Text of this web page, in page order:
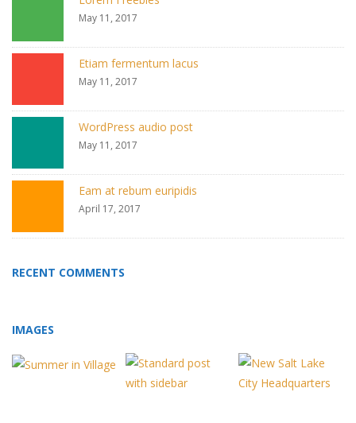
May 11, 2017
Etiam fermentum lacus
May 11, 2017
WordPress audio post
May 11, 2017
Eam at rebum euripidis
April 17, 2017
RECENT COMMENTS
IMAGES